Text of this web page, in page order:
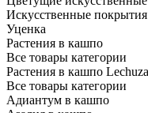
Искусственные покрытия
Уценка
Растения в кашпо
Все товары категории
Растения в кашпо Lechuza
Все товары категории
Адиантум в кашпо